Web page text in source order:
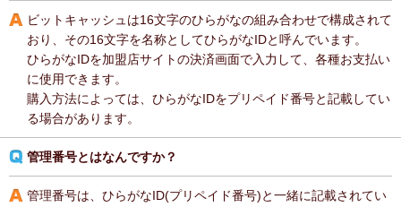
ビットキャッシュは16文字のひらがなの組み合わせで構成されて
おり、その16文字を名称としてひらがなIDと呼んでいます。
ひらがなIDを加盟店サイトの決済画面で入力して、各種お支払い
に使用できます。
購入方法によっては、ひらがなIDをプリペイド番号と記載してい
る場合があります。
管理番号とはなんですか？
管理番号は、ひらがなID(プリペイド番号)と一緒に記載されてい